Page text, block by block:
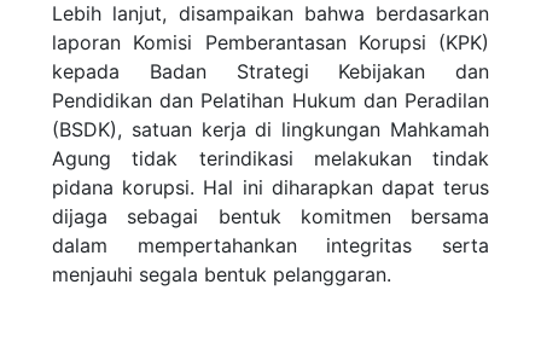
Lebih lanjut, disampaikan bahwa berdasarkan
laporan Komisi Pemberantasan Korupsi (KPK)
kepada Badan Strategi Kebijakan dan
Pendidikan dan Pelatihan Hukum dan Peradilan
(BSDK), satuan kerja di lingkungan Mahkamah
Agung tidak terindikasi melakukan tindak
pidana korupsi. Hal ini diharapkan dapat terus
dijaga sebagai bentuk komitmen bersama
dalam mempertahankan integritas serta
menjauhi segala bentuk pelanggaran.